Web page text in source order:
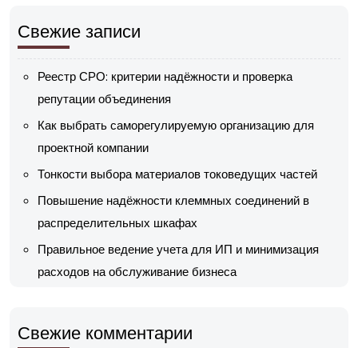
Свежие записи
Реестр СРО: критерии надёжности и проверка
репутации объединения
Как выбрать саморегулируемую организацию для
проектной компании
Тонкости выбора материалов токоведущих частей
Повышение надёжности клеммных соединений в
распределительных шкафах
Правильное ведение учета для ИП и минимизация
расходов на обслуживание бизнеса
Свежие комментарии